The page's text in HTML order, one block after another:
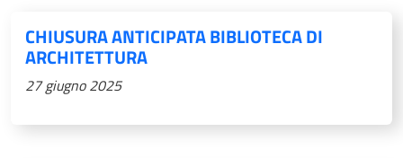
CHIUSURA ANTICIPATA BIBLIOTECA DI
ARCHITETTURA
27 giugno 2025